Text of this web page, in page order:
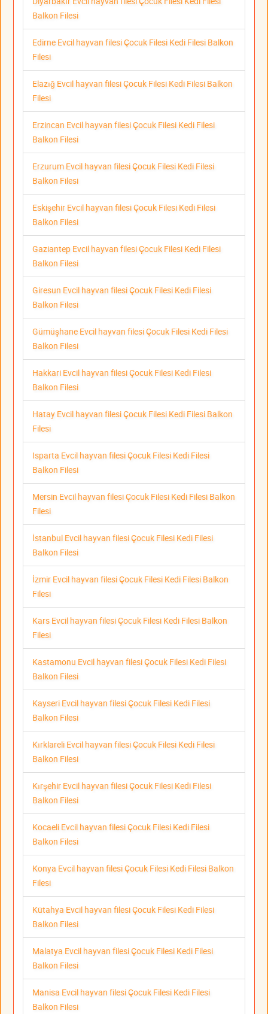
Balkon Filesi
Edirne Evcil hayvan filesi Çocuk Filesi Kedi Filesi Balkon
Filesi
Elazığ Evcil hayvan filesi Çocuk Filesi Kedi Filesi Balkon
Filesi
Erzincan Evcil hayvan filesi Çocuk Filesi Kedi Filesi
Balkon Filesi
Erzurum Evcil hayvan filesi Çocuk Filesi Kedi Filesi
Balkon Filesi
Eskişehir Evcil hayvan filesi Çocuk Filesi Kedi Filesi
Balkon Filesi
Gaziantep Evcil hayvan filesi Çocuk Filesi Kedi Filesi
Balkon Filesi
Giresun Evcil hayvan filesi Çocuk Filesi Kedi Filesi
Balkon Filesi
Gümüşhane Evcil hayvan filesi Çocuk Filesi Kedi Filesi
Balkon Filesi
Hakkari Evcil hayvan filesi Çocuk Filesi Kedi Filesi
Balkon Filesi
Hatay Evcil hayvan filesi Çocuk Filesi Kedi Filesi Balkon
Filesi
Isparta Evcil hayvan filesi Çocuk Filesi Kedi Filesi
Balkon Filesi
Mersin Evcil hayvan filesi Çocuk Filesi Kedi Filesi Balkon
Filesi
İstanbul Evcil hayvan filesi Çocuk Filesi Kedi Filesi
Balkon Filesi
İzmir Evcil hayvan filesi Çocuk Filesi Kedi Filesi Balkon
Filesi
Kars Evcil hayvan filesi Çocuk Filesi Kedi Filesi Balkon
Filesi
Kastamonu Evcil hayvan filesi Çocuk Filesi Kedi Filesi
Balkon Filesi
Kayseri Evcil hayvan filesi Çocuk Filesi Kedi Filesi
Balkon Filesi
Kırklareli Evcil hayvan filesi Çocuk Filesi Kedi Filesi
Balkon Filesi
Kırşehir Evcil hayvan filesi Çocuk Filesi Kedi Filesi
Balkon Filesi
Kocaeli Evcil hayvan filesi Çocuk Filesi Kedi Filesi
Balkon Filesi
Konya Evcil hayvan filesi Çocuk Filesi Kedi Filesi Balkon
Filesi
Kütahya Evcil hayvan filesi Çocuk Filesi Kedi Filesi
Balkon Filesi
Malatya Evcil hayvan filesi Çocuk Filesi Kedi Filesi
Balkon Filesi
Manisa Evcil hayvan filesi Çocuk Filesi Kedi Filesi
Balkon Filesi